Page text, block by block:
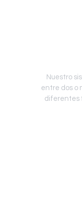
Nuestro
entre dos o
diferentes